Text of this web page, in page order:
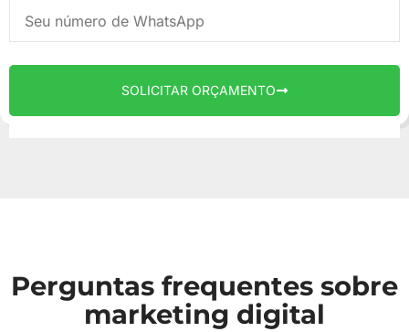
SOLICITAR ORÇAMENTO
Perguntas frequentes sobre
marketing digital